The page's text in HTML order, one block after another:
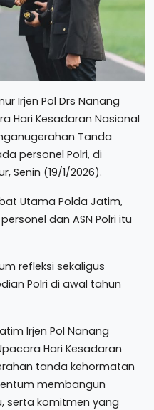
Irjen Pol Drs Nanang
Hari Kesadaran Nasional
Tanda
personel Polri, di
Senin (19/1/2026).
Utama Polda Jatim,
dan ASN Polri itu
refleksi sekaligus
Polri di awal tahun
Irjen Pol Nanang
Hari Kesadaran
tanda kehormatan
membangun
serta komitmen yang